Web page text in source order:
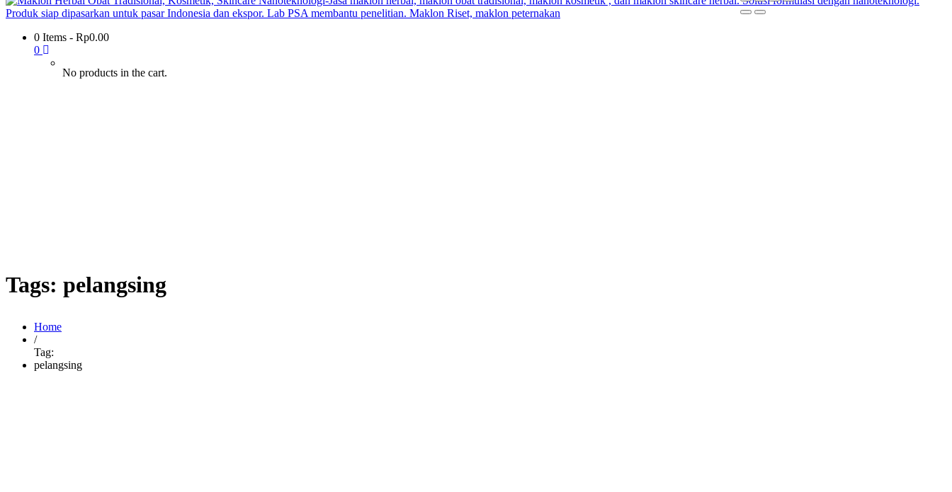
0 Items - Rp0.00
0
No products in the cart.
Tags: pelangsing
Home
/
Tag:
pelangsing